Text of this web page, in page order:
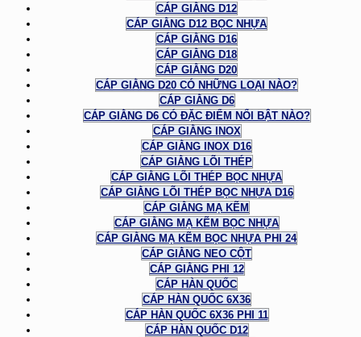
CÁP GIẰNG D12
CÁP GIẰNG D12 BỌC NHỰA
CÁP GIẰNG D16
CÁP GIẰNG D18
CÁP GIẰNG D20
CÁP GIẰNG D20 CÓ NHỮNG LOẠI NÀO?
CÁP GIẰNG D6
CÁP GIẰNG D6 CÓ ĐẶC ĐIỂM NỔI BẬT NÀO?
CÁP GIẰNG INOX
CÁP GIẰNG INOX D16
CÁP GIẰNG LÕI THÉP
CÁP GIẰNG LÕI THÉP BỌC NHỰA
CÁP GIẰNG LÕI THÉP BỌC NHỰA D16
CÁP GIẰNG MẠ KẼM
CÁP GIẰNG MẠ KẼM BỌC NHỰA
CÁP GIẰNG MẠ KẼM BỌC NHỰA PHI 24
CÁP GIẰNG NEO CỘT
CÁP GIẰNG PHI 12
CÁP HÀN QUỐC
CÁP HÀN QUỐC 6X36
CÁP HÀN QUỐC 6X36 PHI 11
CÁP HÀN QUỐC D12